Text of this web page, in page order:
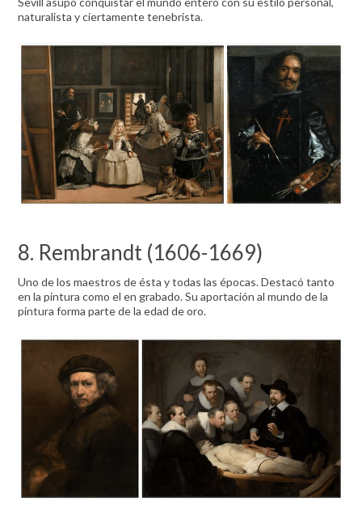
naturalista y ciertamente tenebrista.
8. Rembrandt (1606-1669)
Uno de los maestros de ésta y todas las épocas. Destacó tanto
en la pintura como el en grabado. Su aportación al mundo de la
pintura forma parte de la edad de oro.